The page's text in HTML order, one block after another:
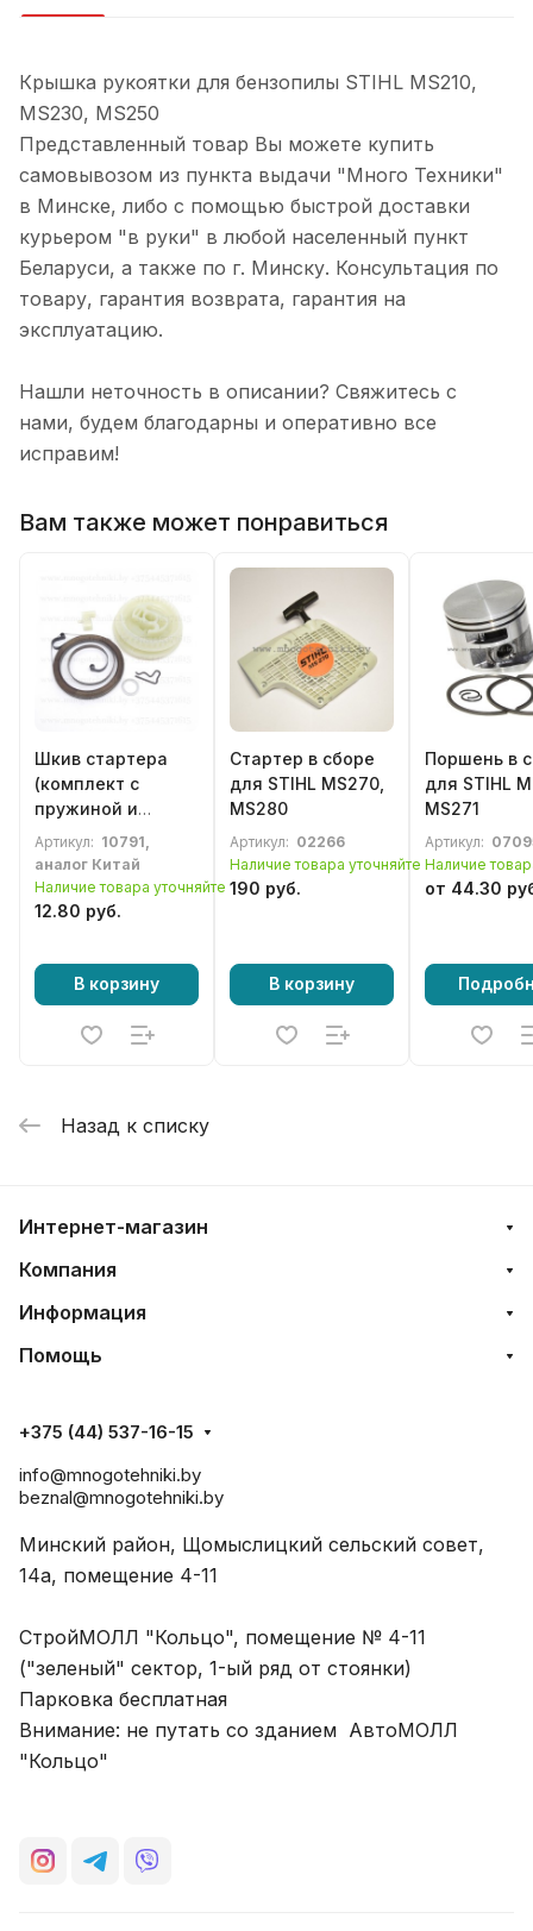
Крышка рукоятки для бензопилы STIHL MS210,
MS230, MS250
Представленный товар Вы можете купить
самовывозом из пункта выдачи "Много Техники"
в Минске, либо с помощью быстрой доставки
курьером "в руки" в любой населенный пункт
Беларуси, а также по г. Минску. Консультация по
товару, гарантия возврата, гарантия на
эксплуатацию.
Нашли неточность в описании? Свяжитесь с
нами, будем благодарны и оперативно все
исправим!
Вам также может понравиться
Шкив стартера
(комплект с
пружиной и
собачкой) для
бензопилы STIHL
MS180, MS210,
MS230, MS250,
Артикул: 10791,
аналог Китай
Наличие товара уточняйте
12.80 руб.
В корзину
Стартер в сборе
для STIHL MS270,
MS280
Артикул: 02266
Наличие товара уточняйте
190 руб.
В корзину
Поршень в
для STIHL
MS271
Артикул:
Наличие
от 44.30
Назад к списку
Интернет-магазин
Компания
Информация
Помощь
+375 (44) 537-16-15
info@mnogotehniki.by
beznal@mnogotehniki.by
Минский район, Щомыслицкий сельский совет,
14а, помещение 4-11
СтройМОЛЛ "Кольцо", помещение № 4-11
("зеленый" сектор, 1-ый ряд от стоянки)
Парковка бесплатная
Внимание: не путать со зданием АвтоМОЛЛ
"Кольцо"